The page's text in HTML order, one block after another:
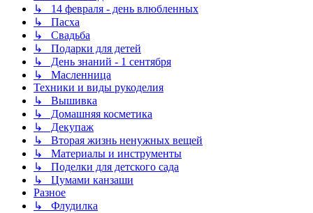
↳ 14 февраля - день влюбленных
↳ Пасха
↳ Свадьба
↳ Подарки для детей
↳ День знаний - 1 сентября
↳ Масленница
Техники и виды рукоделия
↳ Вышивка
↳ Домашняя косметика
↳ Декупаж
↳ Вторая жизнь ненужных вещей
↳ Материалы и инструменты
↳ Поделки для детского сада
↳ Цумами канзаши
Разное
↳ Флудилка